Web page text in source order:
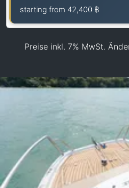
starting from 42,400 ฿
Preise inkl. 7% MwSt.